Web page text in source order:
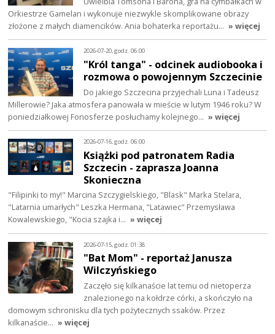
Orkiestrze Gamelan i wykonuje niezwykle skomplikowane obrazy
złożone z małych diamencików. Ania bohaterka reportażu… » więcej
2026-07-20, godz. 06:00
"Król tanga" - odcinek audiobooka i
rozmowa o powojennym Szczecinie
Do jakiego Szczecina przyjechali Luna i Tadeusz
Millerowie? Jaka atmosfera panowała w mieście w lutym 1946 roku? W
poniedziałkowej Fonosferze posłuchamy kolejnego… » więcej
2026-07-16, godz. 06:00
Książki pod patronatem Radia
Szczecin - zaprasza Joanna
Skonieczna
"Filipinki to my!" Marcina Szczygielskiego, "Blask" Marka Stelara,
"Latarnia umarłych" Leszka Hermana, "Latawiec" Przemysława
Kowalewskiego, "Kocia szajka i… » więcej
2026-07-15, godz. 01:38
"Bat Mom" - reportaż Janusza
Wilczyńskiego
Zaczęło się kilkanaście lat temu od nietoperza
znalezionego na kołdrze córki, a skończyło na
domowym schronisku dla tych pożytecznych ssaków. Przez
kilkanaście… » więcej